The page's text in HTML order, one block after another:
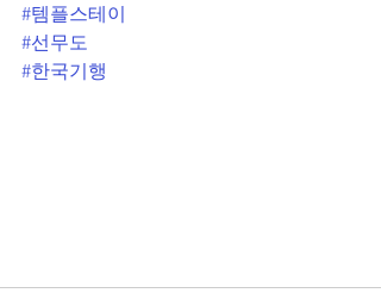
#템플스테이
#선무도
#한국기행